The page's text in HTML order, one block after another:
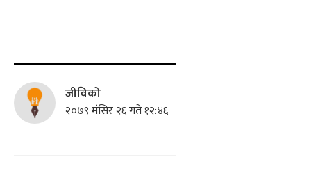
जीविको
२०७९ मंसिर २६ गते १२:४६